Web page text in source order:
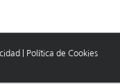
Política de Cookies